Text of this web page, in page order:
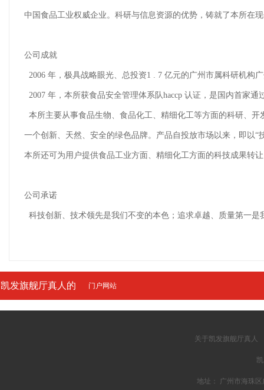
中国食品工业权威企业。科研与信息资源的优势，铸就了本所在
公司成就
2006 年，极具战略眼光、总投资1 . 7 亿元的广州市属科研机构
2007 年，本所获食品安全管理体系队haccp 认证，是国内首家
本所主要从事食品生物、食品化工、精细化工等方面的科研、
一个创新、天然、安全的绿色品牌。产品自投放市场以来，即以
本所还可为用户提供食品工业方面、精细化工方面的科技成果转
公司承诺
科技创新、技术领先是我们不变的本色；追求卓越、质量第一
凯发旗舰厅真人的
友情链接
门户网站
关于凯发旗舰厅真人
地址： 广州市海珠